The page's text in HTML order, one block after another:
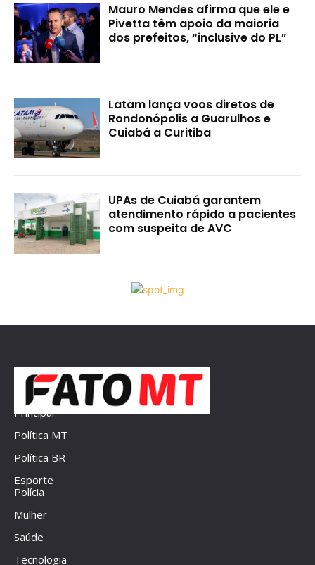
Mauro Mendes afirma que ele e
Pivetta têm apoio da maioria
dos prefeitos, “inclusive do PL”
Latam lança voos diretos de
Rondonópolis a Guarulhos e
Cuiabá a Curitiba
UPAs de Cuiabá garantem
atendimento rápido a pacientes
com suspeita de AVC
Principal
Política MT
Política BR
Esporte
Polícia
Mulher
Saúde
Tecnologia